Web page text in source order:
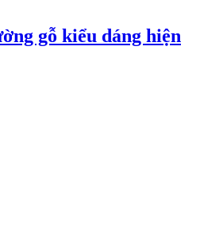
gỗ kiểu dáng hiện